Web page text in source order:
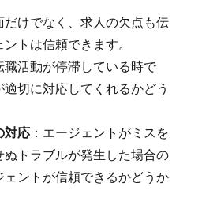
だけでなく、求人の欠点も伝
トは信頼できます。
職活動が停滞している時で
切に対応してくれるかどう
対応 ：エージェントがミスを
ぬトラブルが発生した場合の
ェントが信頼できるかどうか